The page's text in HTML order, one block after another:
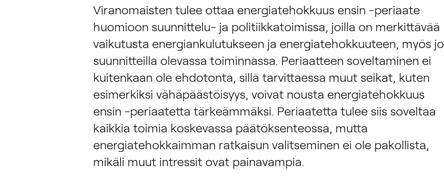
Viranomaisten tulee ottaa energiatehokkuus ensin -periaate
huomioon suunnittelu- ja politiikkatoimissa, joilla on merkittävää
vaikutusta energiankulutukseen ja energiatehokkuuteen, myös jo
suunnitteilla olevassa toiminnassa. Periaatteen soveltaminen ei
kuitenkaan ole ehdotonta, sillä tarvittaessa muut seikat, kuten
esimerkiksi vähäpäästöisyys, voivat nousta energiatehokkuus
ensin -periaatetta tärkeämmäksi. Periaatetta tulee siis soveltaa
kaikkia toimia koskevassa päätöksenteossa, mutta
energiatehokkaimman ratkaisun valitseminen ei ole pakollista,
mikäli muut intressit ovat painavampia.